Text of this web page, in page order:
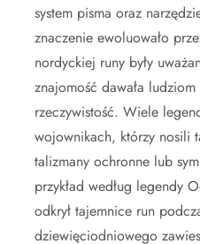
system pisma oraz
znaczenie ewoluowało
nordyckiej runy były
znajomość dawała
rzeczywistość. Wiele
wojownikach, którzy nosili
talizmany ochronne lub
przykład według legendy
odkrył tajemnice run
dziewięciodniowego